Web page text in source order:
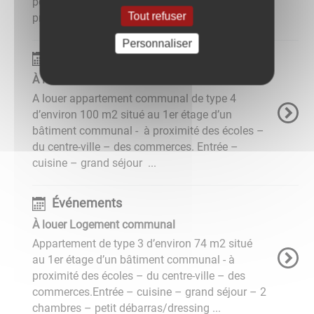
projet d'acheter votre résidence ...
Événements
À louer F4
A louer appartement communal de type 4
d’environ 100 m2 situé au 1er étage d’un
bâtiment communal - à proximité des écoles –
du centre-ville – des commerces. Entrée –
cuisine – grand séjour ...
Événements
À louer Logement communal
Appartement de type 3 d’environ 74 m2 situé
au 1er étage d’un bâtiment communal - à
proximité des écoles – du centre-ville – des
commerces.Entrée – cuisine – grand séjour – 2
chambres – petit débarras/dressing ...
Tout refuser
Personnaliser